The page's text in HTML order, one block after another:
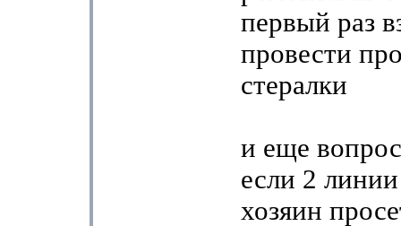
первый раз
провести
стералки
и еще
если 2
хозяин